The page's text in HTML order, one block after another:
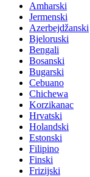
Amharski
Jermenski
Azerbejdžanski
Bjeloruski
Bengali
Bosanski
Bugarski
Cebuano
Chichewa
Korzikanac
Hrvatski
Holandski
Estonski
Filipino
Finski
Frizijski